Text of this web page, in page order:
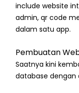
include website
admin, qr code
dalam satu app.
Pembuatan
Saatnya kini
database dengan